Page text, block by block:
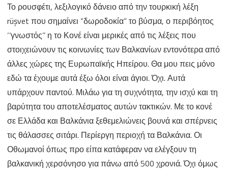
Το ρουσφέτι, λεξιλογικό δάνειο από την τουρκική λέξη
rüşvet που σημαίνει “δωροδοκία” το βύσμα, ο περιβόητος
‘’γνωστός’’ η το Κονέ είναι μερικές από τις λέξεις που
στοιχειώνουν τις κοινωνίες των Βαλκανίων εντονότερα από
άλλες χώρες της Ευρωπαϊκής Ηπείρου. Θα μου πεις μόνο
εδώ τα έχουμε αυτά έξω όλοι είναι άγιοι. Όχι. Αυτά
υπάρχουν παντού. Μιλάω για τη συχνότητα, την ισχύ και τη
βαρύτητα του αποτελέσματος αυτών τακτικών. Με το κονέ
σε Ελλάδα και Βαλκάνια ξεθεμελιώνεις βουνά και σπέρνεις
τις θάλασσες σιτάρι. Περίεργη περιοχή τα Βαλκάνια. Οι
Οθωμανοί όπως προ είπα κατάφεραν να ελέγξουν τη
βαλκανική χερσόνησο για πάνω από 500 χρονιά. Όχι όμως